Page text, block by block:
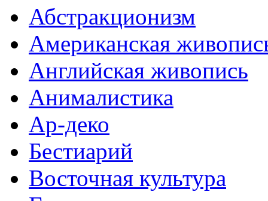
Абстракционизм
Американская
Английская живопись
Анималистика
Ар-деко
Бестиарий
Восточная культура